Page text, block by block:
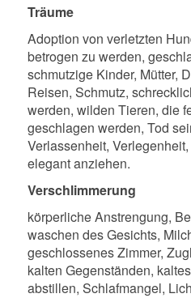
Träume
Adoption von verletzten
betrogen zu werden,
schmutzige Kinder, Mütter,
Reisen, Schmutz,
werden, wilden Tieren, die
geschlagen werden, Tod
Verlassenheit,
elegant anziehen.
Verschlimmerung
körperliche Anstrengung,
waschen des Gesichts,
geschlossenes Zimmer,
kalten Gegenständen,
abstillen, Schlafmangel,